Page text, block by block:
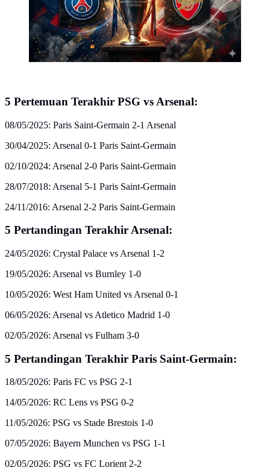
5 Pertemuan Terakhir PSG vs Arsenal:
08/05/2025: Paris Saint-Germain 2-1 Arsenal
30/04/2025: Arsenal 0-1 Paris Saint-Germain
02/10/2024: Arsenal 2-0 Paris Saint-Germain
28/07/2018: Arsenal 5-1 Paris Saint-Germain
24/11/2016: Arsenal 2-2 Paris Saint-Germain
5 Pertandingan Terakhir Arsenal:
24/05/2026: Crystal Palace vs Arsenal 1-2
19/05/2026: Arsenal vs Burnley 1-0
10/05/2026: West Ham United vs Arsenal 0-1
06/05/2026: Arsenal vs Atletico Madrid 1-0
02/05/2026: Arsenal vs Fulham 3-0
5 Pertandingan Terakhir Paris Saint-Germain:
18/05/2026: Paris FC vs PSG 2-1
14/05/2026: RC Lens vs PSG 0-2
11/05/2026: PSG vs Stade Brestois 1-0
07/05/2026: Bayern Munchen vs PSG 1-1
02/05/2026: PSG vs FC Lorient 2-2